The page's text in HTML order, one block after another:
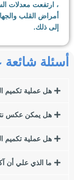
، ارتفعت معدلات
أمراض القلب
إلى ذلك.
الناس. الأشخاص
السمنة لها العديد
من الأشخاص الذين
وهي جراحة المجازة
أسئلة
هل عملية تكميم
هل يمكن عكس
هل عملية تكميم
ما الذي علي أن